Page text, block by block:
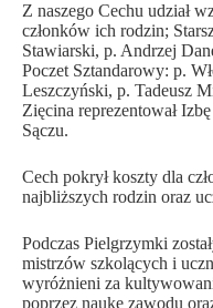
Z naszego Cechu udział
członków ich rodzin;
Stawiarski, p. Andrzej
Poczet Sztandarowy: p.
Leszczyński, p. Tadeusz
Zięcina reprezentował
Sączu.
Cech pokrył koszty dla
najbliższych rodzin oraz
Podczas Pielgrzymki
mistrzów szkolących i
wyróżnieni za
poprzez naukę zawodu